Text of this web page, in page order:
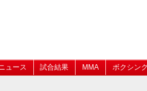
ュース 試合結果 MMA ボクシン